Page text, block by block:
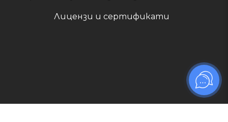
Лицензи и сертификати